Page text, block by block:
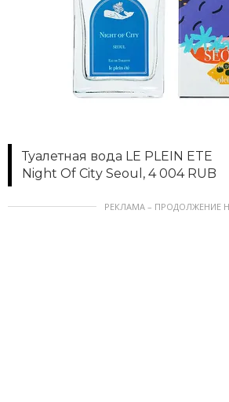
Туалетная вода LE PLEIN ETE
Night Of City Seoul, 4 004 RUB
РЕКЛАМА – ПРОДОЛЖЕНИЕ